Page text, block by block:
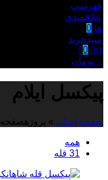
فهرست
علاقمندی
ها 0
سبدخرید
(
o
)
0
/
۰ تومان
پیکسل ایلام
صفحه اصلی » پروژهصفحه 3
همه
31 قله